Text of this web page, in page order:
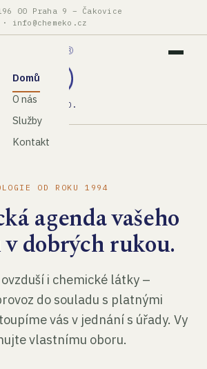
00 Praha 9 – Čakovice
· info@chemeko.cz
SPOL. S R.O.
Domů
O nás
Služby
Kontakt
OD ROKU 1994
agenda vašeho
dobrých rukou.
i chemické látky –
do souladu s platnými
vás v jednání s úřady. Vy
vlastnímu oboru.